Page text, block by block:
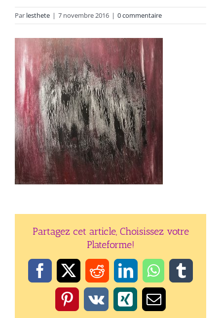
Par lesthete | 7 novembre 2016 | 0 commentaire
Partagez cet article, Choisissez votre
Plateforme!
Facebook
X RedditLinkedInWhatsApp
Pinterest
Vk XingEmail